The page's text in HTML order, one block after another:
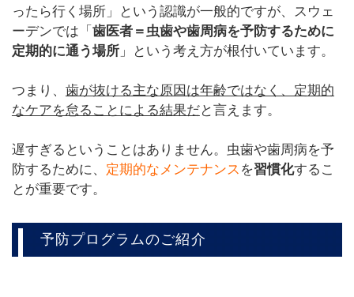
ったら行く場所」という認識が一般的ですが、スウェ
ーデンでは「 歯医者＝虫歯や歯周病を予防するために
定期的に通う場所」という考え方が根付いています。
つまり、 歯が抜ける主な原因は年齢ではなく、定期的
なケアを怠ることによる結果だと言えます。
遅すぎるということはありません。虫歯や歯周病を予
防するために、 定期的なメンテナンス を習慣化するこ
とが重要です。
予防プログラムのご紹介